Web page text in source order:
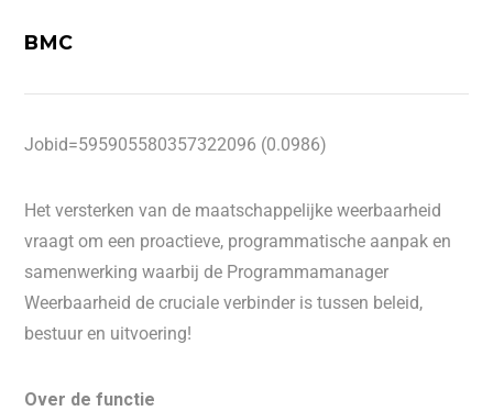
BMC
Jobid=595905580357322096 (0.0986)
Het versterken van de maatschappelijke weerbaarheid
vraagt om een proactieve, programmatische aanpak en
samenwerking waarbij de Programmamanager
Weerbaarheid de cruciale verbinder is tussen beleid,
bestuur en uitvoering!
Over de functie